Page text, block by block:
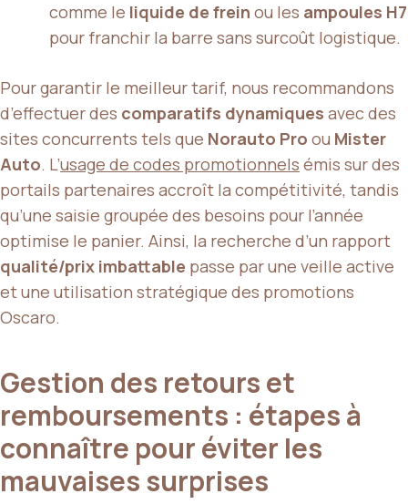
comme le liquide de frein ou les ampoules H7
pour franchir la barre sans surcoût logistique.
Pour garantir le meilleur tarif, nous recommandons
d’effectuer des comparatifs dynamiques avec des
sites concurrents tels que Norauto Pro ou Mister
Auto. L’usage de codes promotionnels émis sur des
portails partenaires accroît la compétitivité, tandis
qu’une saisie groupée des besoins pour l’année
optimise le panier. Ainsi, la recherche d’un rapport
qualité/prix imbattable passe par une veille active
et une utilisation stratégique des promotions
Oscaro.
Gestion des retours et
remboursements : étapes à
connaître pour éviter les
mauvaises surprises